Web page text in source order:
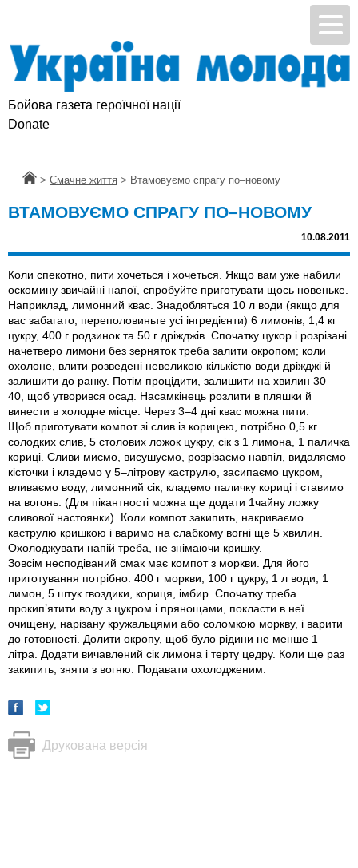
Бойова газета героїчної нації
Donate
Головна
> Смачне життя > Втамовуємо спрагу по–новому
ВТАМОВУЄМО СПРАГУ ПО–НОВОМУ
10.08.2011
Коли спекотно, пити хочеться і хочеться. Якщо вам уже набили
оскомину звичайні напої, спробуйте приготувати щось новеньке.
Наприклад, лимонний квас. Знадобляться 10 л води (якщо для
вас забагато, переполовиньте усі інгредієнти) 6 лимонів, 1,4 кг
цукру, 400 г родзинок та 50 г дріжджів. Спочатку цукор і розрізані
начетверо лимони без зерняток треба залити окропом; коли
охолоне, влити розведені невеликою кількістю води дріжджі й
залишити до ранку. Потім процідити, залишити на хвилин 30—
40, щоб утворився осад. Насамкінець розлити в пляшки й
винести в холодне місце. Через 3–4 днi квас можна пити.
Щоб приготувати компот зі слив iз корицею, потрібно 0,5 кг
солодких слив, 5 столових ложок цукру, сік з 1 лимона, 1 паличка
кориці. Сливи миємо, висушуємо, розрізаємо навпiл, видаляємо
кісточки і кладемо у 5–літрову каструлю, засипаємо цукром,
вливаємо воду, лимонний сік, кладемо паличку кориці і ставимо
на вогонь. (Для пікантності можна ще додати 1чайну ложку
сливової настоянки). Коли компот закипить, накриваємо
каструлю кришкою і варимо на слабкому вогні ще 5 хвилин.
Охолоджувати напій треба, не знімаючи кришку.
Зовсім несподіваний смак має компот з моркви. Для його
приготування потрібно: 400 г моркви, 100 г цукру, 1 л води, 1
лимон, 5 штук гвоздики, кориця, імбир. Спочатку треба
прокип’ятити воду з цукром і прянощами, покласти в неї
очищену, нарізану кружальцями або соломкою моркву, і варити
до готовності. Долити окропу, щоб було рідини не менше 1
літра. Додати вичавлений сік лимона і терту цедру. Коли ще раз
закипить, зняти з вогню. Подавати охолодженим.
Друкована версія